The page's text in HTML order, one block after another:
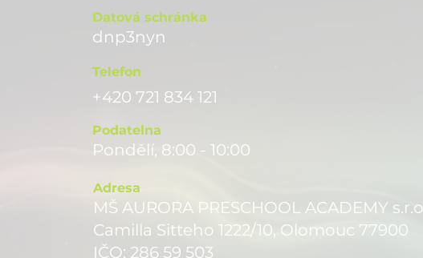
Datová schránka
dnp3nyn
Telefon
+420 721 834 121
Podatelna
Pondělí, 8:00 - 10:00
Adresa
MŠ AURORA PRESCHOOL ACADEMY
Camilla Sitteho 1222/10, Olomouc 77900
IČO: 286 59 503